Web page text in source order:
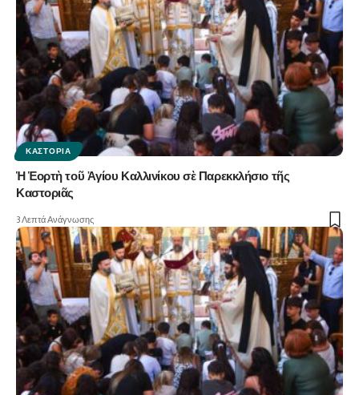
ΚΑΣΤΟΡΙΆ
Ἡ Ἑορτὴ τοῦ Ἁγίου Καλλινίκου σὲ Παρεκκλήσιο τῆς
Καστοριᾶς
3 Λεπτά Ανάγνωσης